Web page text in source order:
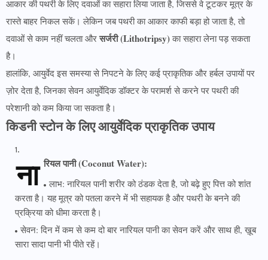
आकार की पथरी के लिए दवाओं का सहारा लिया जाता है, जिससे वे टूटकर मूत्र के
रास्ते बाहर निकल सकें। लेकिन जब पथरी का आकार काफी बड़ा हो जाता है, तो
दवाओं से काम नहीं चलता औरसर्जरी (Lithotripsy)का सहारा लेना पड़ सकता
है।
हालांकि, आयुर्वेद इस समस्या से निपटने के लिए कई प्राकृतिक और हर्बल उपायों पर
ज़ोर देता है, जिनका सेवन आयुर्वेदिक डॉक्टर के परामर्श से करने पर पथरी की
परेशानी को कम किया जा सकता है।
किडनी स्टोन के लिए आयुर्वेदिक प्राकृतिक उपाय
ना रियल पानी (Coconut Water):
लाभ: नारियल पानी शरीर को ठंडक देता है, जो बढ़े हुए पित्त को शांत
करता है। यह मूत्र को पतला करने में भी सहायक है और पथरी के बनने की
प्रक्रिया को धीमा करता है।
सेवन: दिन में कम से कम दो बार नारियल पानी का सेवन करें और साथ ही, ख़ूब
सारा सादा पानी भी पीते रहें।